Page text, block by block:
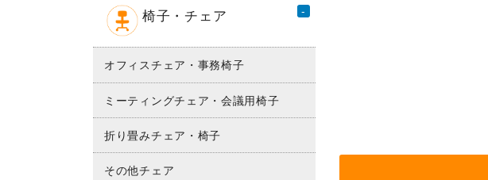
椅子・チェア
オフィスチェア・事務椅子
ミーティングチェア・会議用椅子
折り畳みチェア・椅子
その他チェア